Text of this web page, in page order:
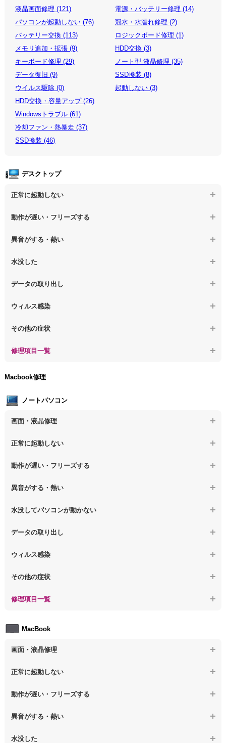
液晶画面修理 (121)
パソコンが起動しない (76)
バッテリー交換 (113)
メモリ追加・拡張 (9)
キーボード修理 (29)
データ復旧 (9)
ウイルス駆除 (0)
HDD交換・容量アップ (26)
Windowsトラブル (61)
冷却ファン・熱暴走 (37)
SSD換装 (46)
電源・バッテリー修理 (14)
冠水・水濡れ修理 (2)
ロジックボード修理 (1)
HDD交換 (3)
ノート型 液晶修理 (35)
SSD換装 (8)
起動しない (3)
デスクトップ
正常に起動しない
【デスクトップPC】電源を押しても反応がない
【デスクトップPC】修復モードから復旧できない
【デスクトップPC】その他の起動しない問題
動作が遅い・フリーズする
【デスクトップPC】操作中の動作が遅い
異音がする・熱い
【デスクトップPC】パソコンから異音がする
水没した
【デスクトップPC】水没してパソコンが動かない
データの取り出し
【デスクトップPC】起動しないPCのデータを復旧
ウィルス感染
【デスクトップPC】特定のプログラムを削除したい
【デスクトップPC】ウィルス感染のその他の問題
その他の症状
【デスクトップPC】事例紹介
修理項目一覧
【デスクトップPC】電源故障
【デスクトップPC】液晶ディスプレイ交換
【デスクトップPC】マザーボード交換
【デスクトップPC】OS再インストール
Macbook修理
ノートパソコン
画面・液晶修理
【ノートパソコン】画面の割れ・破損
正常に起動しない
【ノートパソコン】電源を押しても反応がない
【ノートパソコン】修復モードから復旧できない
【ノートパソコン】その他の起動しない問題
動作が遅い・フリーズする
【ノートパソコン】操作中の動作が重い
異音がする・熱い
【ノートパソコン】パソコンから異音がする
水没してパソコンが動かない
【ノートパソコン】水没してパソコンが動かない
データの取り出し
【ノートパソコン】起動しないPCのデータを復旧
ウィルス感染
【ノートパソコン】特定のプログラムを削除したい
【ノートパソコン】ウィルス感染のその他の問題
その他の症状
【ノートパソコン】事例紹介
修理項目一覧
【ノートパソコン】電源故障
【ノートパソコン】液晶ディスプレイ交換
【ノートパソコン】マザーボード修理
MacBook
画面・液晶修理
【macbook】画面の割れ・破損
かしい、チラつく等)
【macbook】症状が選択肢にない、よく分からない
正常に起動しない
【macbook】電源ボタンを押しても反応が無い
動作が遅い・フリーズする
異音がする・熱い
【macbook】パソコンから異音がする
水没した